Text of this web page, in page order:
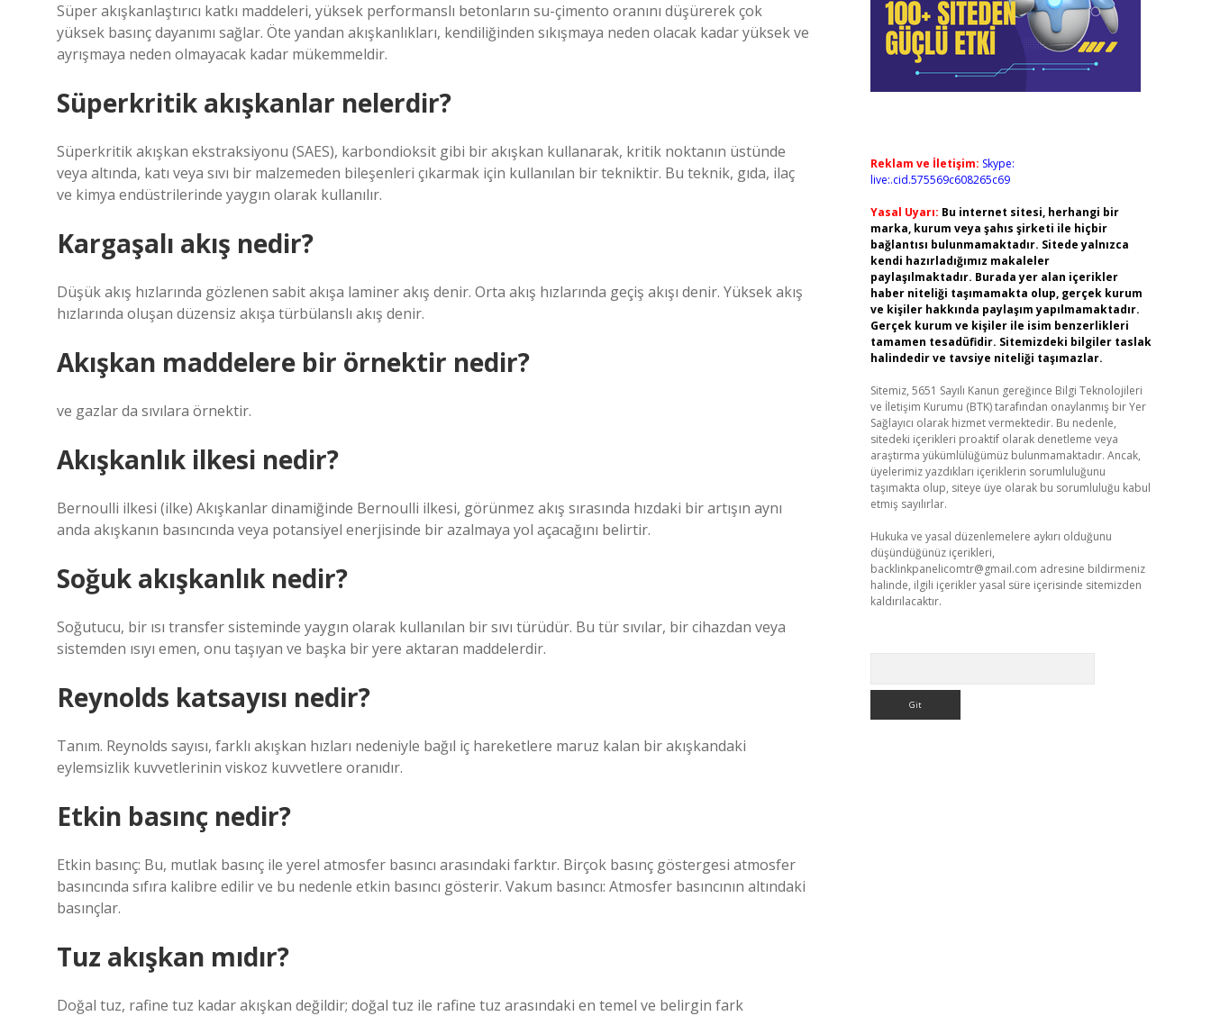
Süper akışkanlaştırıcı katkı maddeleri, yüksek performanslı betonların su-çimento oranını düşürerek çok
yüksek basınç dayanımı sağlar. Öte yandan akışkanlıkları, kendiliğinden sıkışmaya neden olacak kadar yüksek ve
ayrışmaya neden olmayacak kadar mükemmeldir.
Süperkritik akışkanlar nelerdir?
Süperkritik akışkan ekstraksiyonu (SAES), karbondioksit gibi bir akışkan kullanarak, kritik noktanın üstünde
veya altında, katı veya sıvı bir malzemeden bileşenleri çıkarmak için kullanılan bir tekniktir. Bu teknik, gıda, ilaç
ve kimya endüstrilerinde yaygın olarak kullanılır.
Kargaşalı akış nedir?
Düşük akış hızlarında gözlenen sabit akışa laminer akış denir. Orta akış hızlarında geçiş akışı denir. Yüksek akış
hızlarında oluşan düzensiz akışa türbülanslı akış denir.
Akışkan maddelere bir örnektir nedir?
ve gazlar da sıvılara örnektir.
Akışkanlık ilkesi nedir?
Bernoulli ilkesi (ilke) Akışkanlar dinamiğinde Bernoulli ilkesi, görünmez akış sırasında hızdaki bir artışın aynı
anda akışkanın basıncında veya potansiyel enerjisinde bir azalmaya yol açacağını belirtir.
Soğuk akışkanlık nedir?
Soğutucu, bir ısı transfer sisteminde yaygın olarak kullanılan bir sıvı türüdür. Bu tür sıvılar, bir cihazdan veya
sistemden ısıyı emen, onu taşıyan ve başka bir yere aktaran maddelerdir.
Reynolds katsayısı nedir?
Tanım. Reynolds sayısı, farklı akışkan hızları nedeniyle bağıl iç hareketlere maruz kalan bir akışkandaki
eylemsizlik kuvvetlerinin viskoz kuvvetlere oranıdır.
Etkin basınç nedir?
Etkin basınç: Bu, mutlak basınç ile yerel atmosfer basıncı arasındaki farktır. Birçok basınç göstergesi atmosfer
basıncında sıfıra kalibre edilir ve bu nedenle etkin basıncı gösterir. Vakum basıncı: Atmosfer basıncının altındaki
basınçlar.
Tuz akışkan mıdır?
Doğal tuz, rafine tuz kadar akışkan değildir; doğal tuz ile rafine tuz arasındaki en temel ve belirgin fark
Reklam ve İletişim: Skype:
live:.cid.575569c608265c69
Yasal Uyarı: Bu internet sitesi, herhangi bir
marka, kurum veya şahıs şirketi ile hiçbir
bağlantısı bulunmamaktadır. Sitede yalnızca
kendi hazırladığımız makaleler
paylaşılmaktadır. Burada yer alan içerikler
haber niteliği taşımamakta olup, gerçek kurum
ve kişiler hakkında paylaşım yapılmamaktadır.
Gerçek kurum ve kişiler ile isim benzerlikleri
tamamen tesadüfidir. Sitemizdeki bilgiler taslak
halindedir ve tavsiye niteliği taşımazlar.
Sitemiz, 5651 Sayılı Kanun gereğince Bilgi Teknolojileri
ve İletişim Kurumu (BTK) tarafından onaylanmış bir Yer
Sağlayıcı olarak hizmet vermektedir. Bu nedenle,
sitedeki içerikleri proaktif olarak denetleme veya
araştırma yükümlülüğümüz bulunmamaktadır. Ancak,
üyelerimiz yazdıkları içeriklerin sorumluluğunu
taşımakta olup, siteye üye olarak bu sorumluluğu kabul
etmiş sayılırlar.
Hukuka ve yasal düzenlemelere aykırı olduğunu
düşündüğünüz içerikleri,
backlinkpanelicomtr@gmail.com adresine bildirmeniz
halinde, ilgili içerikler yasal süre içerisinde sitemizden
kaldırılacaktır.